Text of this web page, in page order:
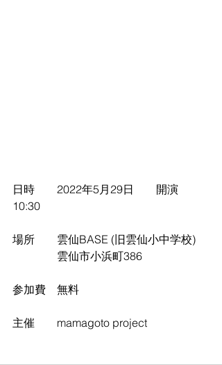
日時　　2022年5月29日　　開演
10:30
場所　　雲仙BASE (旧雲仙小中学校)
雲仙市小浜町386
参加費　無料
主催　　mamagoto project